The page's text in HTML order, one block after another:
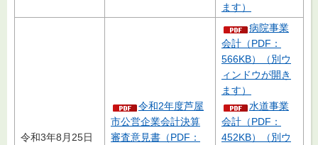
ます）
令和3年8月25日
令和2年度芦屋
市公営企業会計決算
審査意見書（PDF：
病院事業
会計（PDF：
566KB）（別ウ
ィンドウが開き
ます）
水道事業
会計（PDF：
452KB）（別ウ